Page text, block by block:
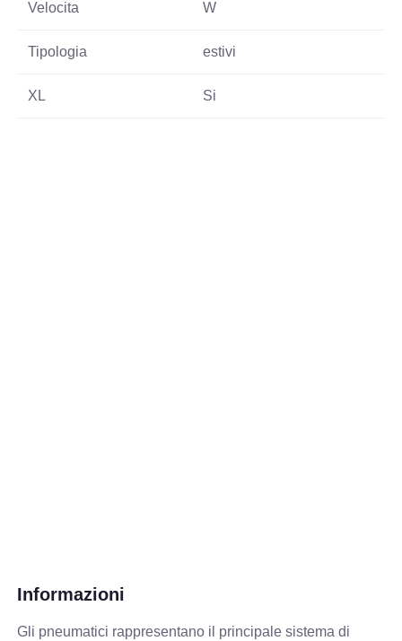
Velocita W
Tipologia estivi
XL Si
Informazioni
Gli pneumatici rappresentano il principale sistema di